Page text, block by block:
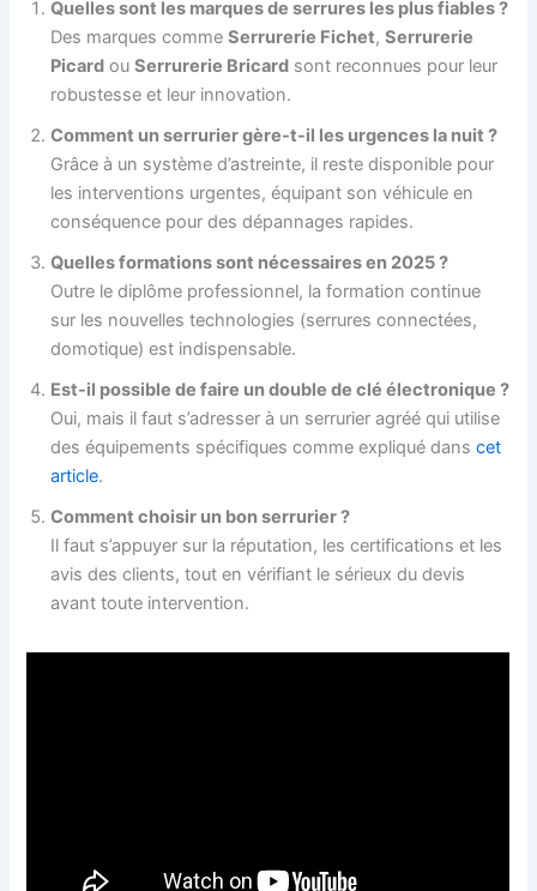
Quelles sont les marques de serrures les plus fiables ?
Des marques commeSerrurerie Fichet,Serrurerie
Picard ouSerrurerie Bricard sont reconnues pour leur
robustesse et leur innovation.
Comment un serrurier gère-t-il les urgences la nuit ?
Grâce à un système d’astreinte, il reste disponible pour
les interventions urgentes, équipant son véhicule en
conséquence pour des dépannages rapides.
Quelles formations sont nécessaires en 2025 ?
Outre le diplôme professionnel, la formation continue
sur les nouvelles technologies (serrures connectées,
domotique) est indispensable.
Est-il possible de faire un double de clé électronique ?
Oui, mais il faut s’adresser à un serrurier agréé qui utilise
des équipements spécifiques comme expliqué danscet
article.
Comment choisir un bon serrurier ?
Il faut s’appuyer sur la réputation, les certifications et les
avis des clients, tout en vérifiant le sérieux du devis
avant toute intervention.